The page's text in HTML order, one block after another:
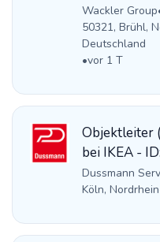
Wackler Group
50321, Brühl,
Deutschland
•vor 1 T
Objektleiter
bei IKEA -
Dussmann
Köln,